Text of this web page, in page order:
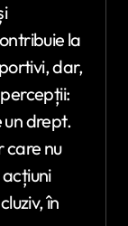
la
dar,
un drept.
care nu
în